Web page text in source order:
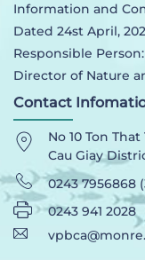
Information and
Dated 24st April,
Responsible
Director of Nature
Contact
No 10 Ton
Cau Giay
0243 7956868
0243 941 2028